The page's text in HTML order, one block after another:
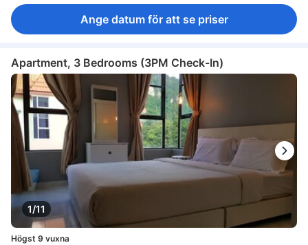
Ange datum för att se priser
Apartment, 3 Bedrooms (3PM Check-In)
1/11
Högst 9 vuxna